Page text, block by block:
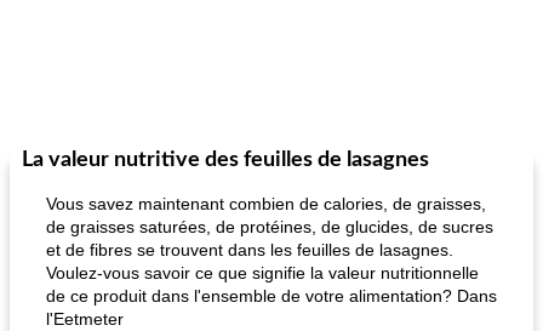
La valeur nutritive des feuilles de lasagnes
Vous savez maintenant combien de calories, de graisses,
de graisses saturées, de protéines, de glucides, de sucres
et de fibres se trouvent dans les feuilles de lasagnes.
Voulez-vous savoir ce que signifie la valeur nutritionnelle
de ce produit dans l'ensemble de votre alimentation? Dans
l'Eetmeter